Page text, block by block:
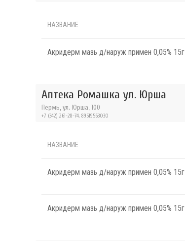
НАЗВАНИЕ
Акридерм мазь д/наруж примен 0,05% 15г
Аптека Ромашка ул. Юрша
Пермь, ул. Юрша, 100
+7 (342) 261-28-74, 89519563030
НАЗВАНИЕ
Акридерм мазь д/наруж примен 0,05% 15г
Акридерм мазь д/наруж примен 0,05% 15г